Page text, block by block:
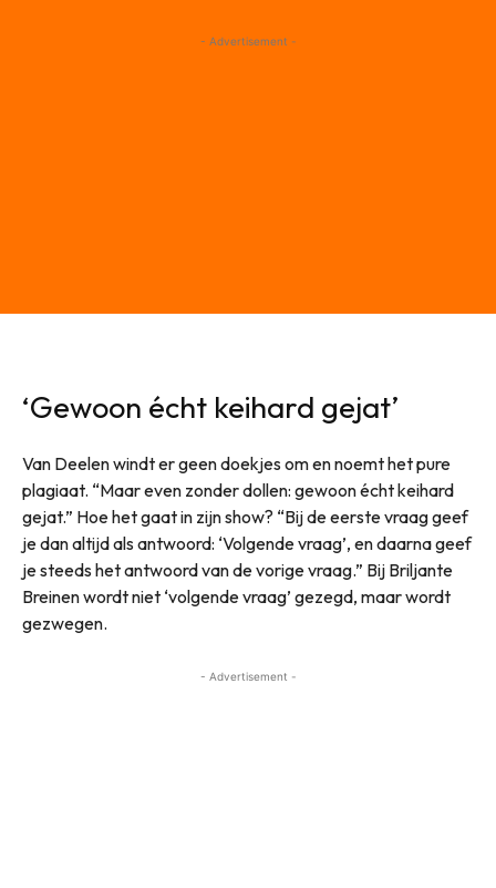
- Advertisement -
‘Gewoon écht keihard gejat’
Van Deelen windt er geen doekjes om en noemt het pure
plagiaat. “Maar even zonder dollen: gewoon écht keihard
gejat.” Hoe het gaat in zijn show? “Bij de eerste vraag geef
je dan altijd als antwoord: ‘Volgende vraag’, en daarna geef
je steeds het antwoord van de vorige vraag.” Bij Briljante
Breinen wordt niet ‘volgende vraag’ gezegd, maar wordt
gezwegen.
- Advertisement -